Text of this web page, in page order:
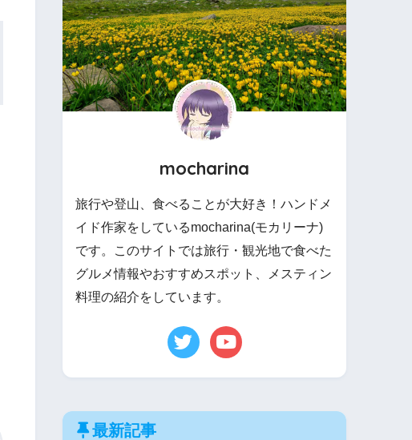
mocharina
旅行や登山、食べることが大好き！ハンドメ
イド作家をしているmocharina(モカリーナ)
です。このサイトでは旅行・観光地で食べた
グルメ情報やおすすめスポット、メスティン
料理の紹介をしています。
最新記事